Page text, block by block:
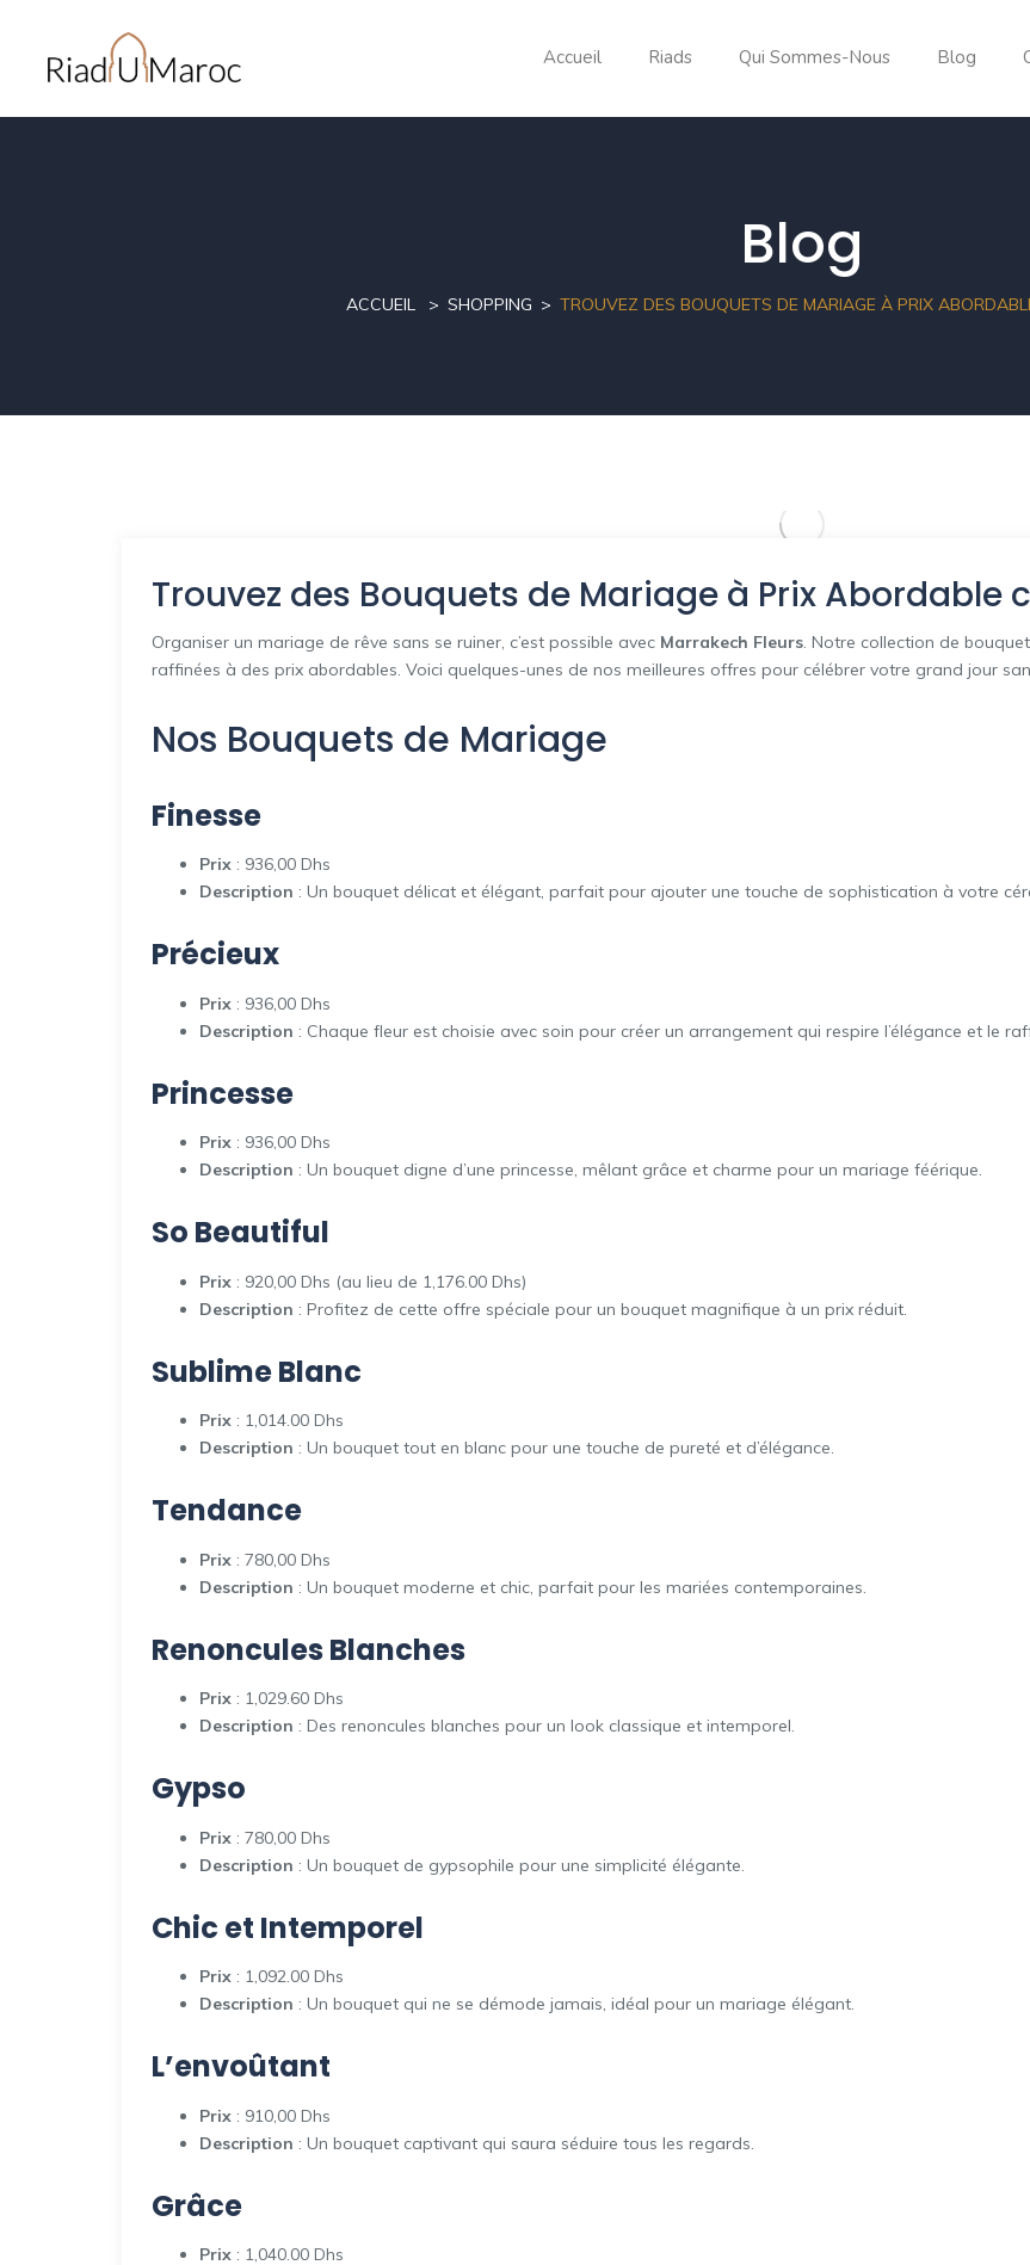
Accueil Riads Qui Sommes-Nous Blog
Blog
ACCUEIL SHOPPING TROUVEZ DES BOUQUETS DE MARIAGE À PRIX
Trouvez des Bouquets de Mariage à Prix Abordable
Organiser un mariage de rêve sans se ruiner, c’est possible avec Marrakech Fleurs. Notre collection de
raffinées à des prix abordables. Voici quelques-unes de nos meilleures offres pour célébrer votre grand jour
Nos Bouquets de Mariage
Finesse
Prix : 936,00 Dhs
Description : Un bouquet délicat et élégant, parfait pour ajouter une touche de sophistication à votre
Précieux
Prix : 936,00 Dhs
Description : Chaque fleur est choisie avec soin pour créer un arrangement qui respire l’élégance et le
Princesse
Prix : 936,00 Dhs
Description : Un bouquet digne d’une princesse, mêlant grâce et charme pour un mariage féérique.
So Beautiful
Prix : 920,00 Dhs (au lieu de 1,176.00 Dhs)
Description : Profitez de cette offre spéciale pour un bouquet magnifique à un prix réduit.
Sublime Blanc
Prix : 1,014.00 Dhs
Description : Un bouquet tout en blanc pour une touche de pureté et d’élégance.
Tendance
Prix : 780,00 Dhs
Description : Un bouquet moderne et chic, parfait pour les mariées contemporaines.
Renoncules Blanches
Prix : 1,029.60 Dhs
Description : Des renoncules blanches pour un look classique et intemporel.
Gypso
Prix : 780,00 Dhs
Description : Un bouquet de gypsophile pour une simplicité élégante.
Chic et Intemporel
Prix : 1,092.00 Dhs
Description : Un bouquet qui ne se démode jamais, idéal pour un mariage élégant.
L’envoûtant
Prix : 910,00 Dhs
Description : Un bouquet captivant qui saura séduire tous les regards.
Grâce
Prix : 1,040.00 Dhs